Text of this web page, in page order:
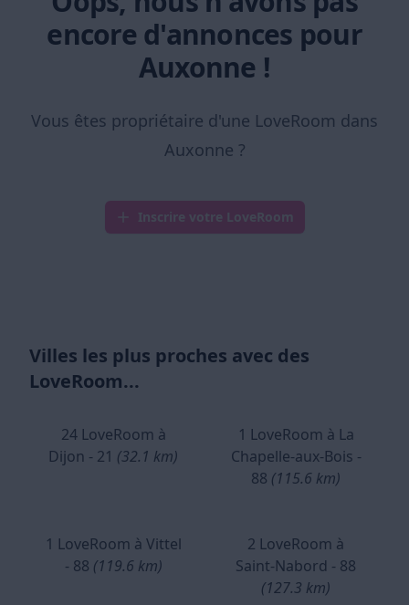
encore d'annonces pour
Auxonne !
Vous êtes propriétaire d'une LoveRoom dans
Auxonne ?
Inscrire votre LoveRoom
Villes les plus proches avec des
LoveRoom...
24 LoveRoom à
Dijon - 21 (32.1 km)
1 LoveRoom à La
Chapelle-aux-Bois -
88 (115.6 km)
1 LoveRoom à Vittel
- 88 (119.6 km)
2 LoveRoom à
Saint-Nabord - 88
(127.3 km)